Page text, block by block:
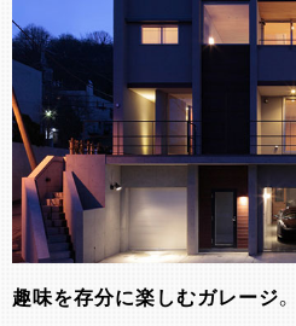
趣味を存分に楽しむガレージ。